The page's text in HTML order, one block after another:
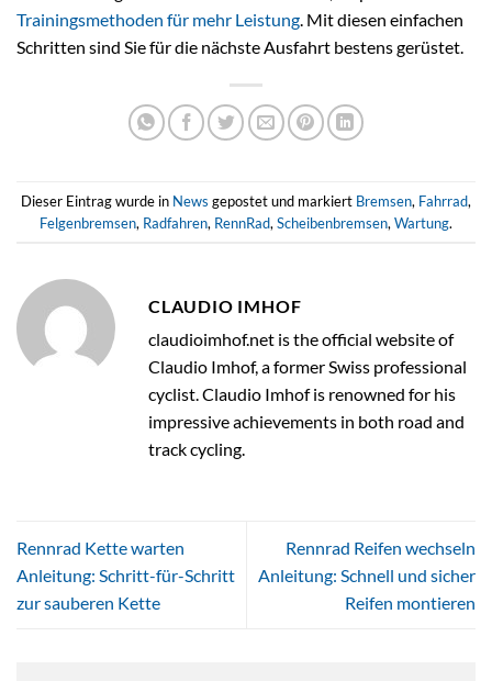
Trainingsmethoden für mehr Leistung. Mit diesen einfachen
Schritten sind Sie für die nächste Ausfahrt bestens gerüstet.
Dieser Eintrag wurde in News gepostet und markiert Bremsen, Fahrrad,
Felgenbremsen, Radfahren, RennRad, Scheibenbremsen, Wartung.
CLAUDIO IMHOF
claudioimhof.net is the official website of
Claudio Imhof, a former Swiss professional
cyclist. Claudio Imhof is renowned for his
impressive achievements in both road and
track cycling.
Rennrad Kette warten
Anleitung: Schritt-für-Schritt
zur sauberen Kette
Rennrad Reifen wechseln
Anleitung: Schnell und sicher
Reifen montieren